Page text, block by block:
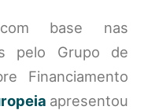
base nas
pelo Grupo de
Financiamento
apresentou